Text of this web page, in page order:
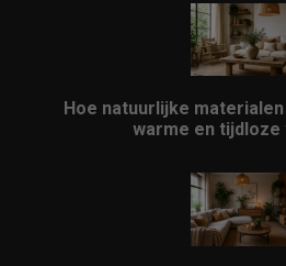
Hoe natuurlijke
warme en tijdloze